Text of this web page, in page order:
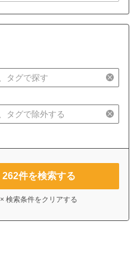
262件を検索する
× 検索条件をクリアする